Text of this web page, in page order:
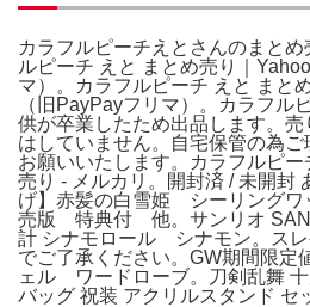
カラフルピーチえとさんのまと
ルピーチ えと まとめ売り｜
マ）。カラフルピーチ えと まと
（旧PayPayフリマ）。カラフル
供が卒業したため出品します。売
はしていません。自宅保管の為
お願いいたします。カラフルピ
売り - メルカリ。開封済 / 未開封
げ】赤髪の白雪姫 シーリングワ
売版 特典付 他。サンリオ
計 シナモロール シナモン。ス
でご了承ください。GW期間限定
ェル ワードローブ。刀剣乱舞 十
バッグ 祝装 アクリルスタンド セ